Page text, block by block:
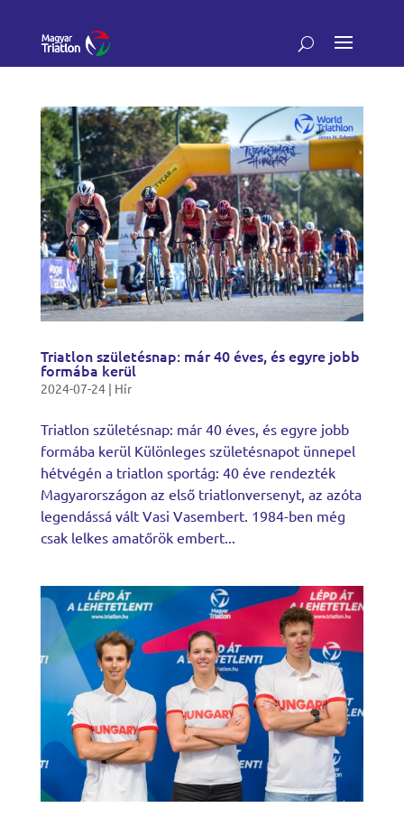
Triatlon születésnap: már 40 éves, és egyre jobb
formába kerül
2024-07-24| Hír
Triatlon születésnap: már 40 éves, és egyre jobb
formába kerül Különleges születésnapot ünnepel
hétvégén a triatlon sportág: 40 éve rendezték
Magyarországon az első triatlonversenyt, az azóta
legendássá vált Vasi Vasembert. 1984-ben még
csak lelkes amatőrök embert...